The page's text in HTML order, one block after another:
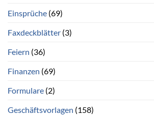
Einsprüche (69)
Faxdeckblätter (3)
Feiern (36)
Finanzen (69)
Formulare (2)
Geschäftsvorlagen (158)